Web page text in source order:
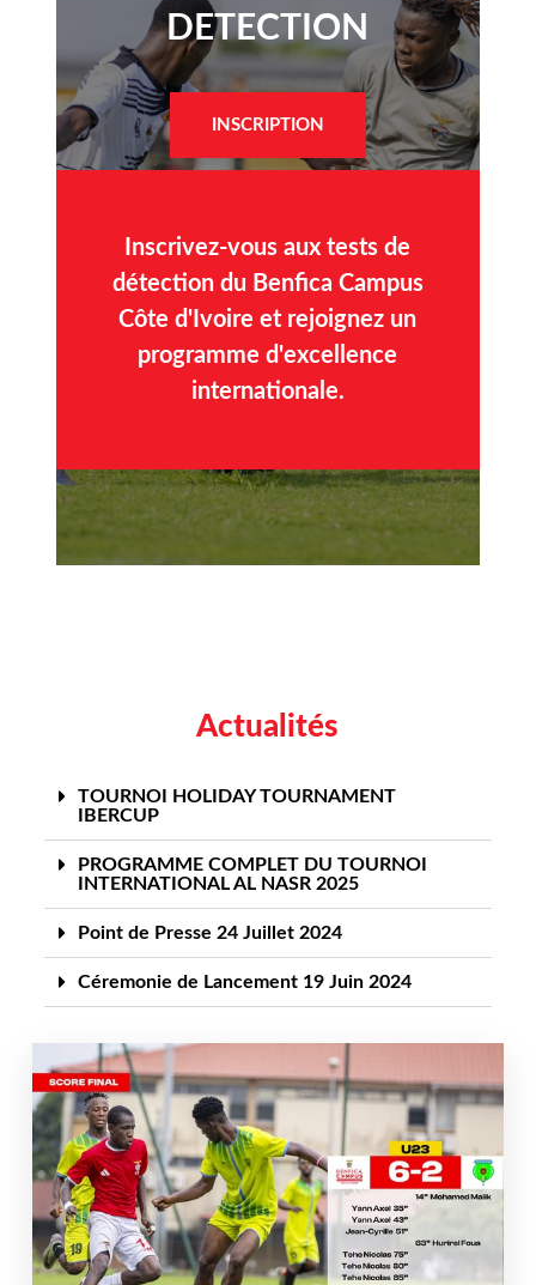
DETECTION​
INSCRIPTION
Inscrivez-vous aux tests de
détection du Benfica Campus
Côte d'Ivoire et rejoignez un
programme d'excellence
internationale.
Actualités
TOURNOI HOLIDAY TOURNAMENT
IBERCUP
PROGRAMME COMPLET DU TOURNOI
INTERNATIONAL AL NASR 2025
Point de Presse 24 Juillet 2024
Céremonie de Lancement 19 Juin 2024